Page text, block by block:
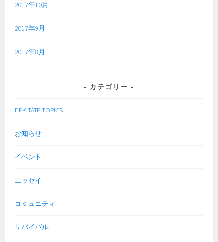
2017年10月
2017年9月
2017年8月
カテゴリー
DEKITATE TOPICS
お知らせ
イベント
エッセイ
コミュニティ
サバイバル